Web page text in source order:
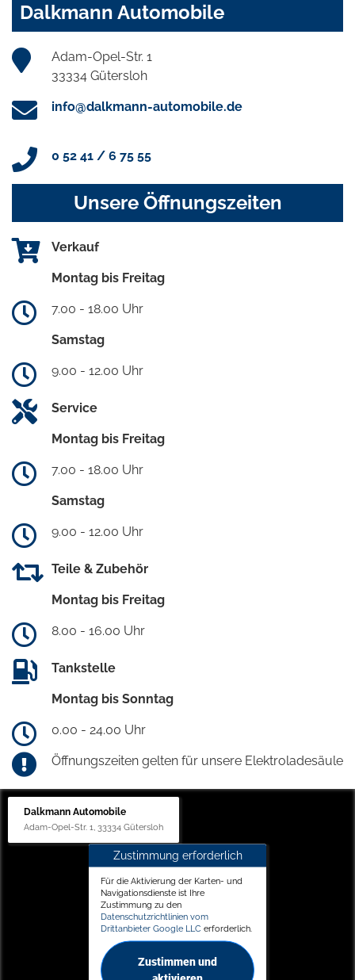
Dalkmann Automobile
Adam-Opel-Str. 1
33334 Gütersloh
info@dalkmann-automobile.de
0 52 41 / 6 75 55
Unsere Öffnungszeiten
Verkauf
Montag bis Freitag
7.00 - 18.00 Uhr
Samstag
9.00 - 12.00 Uhr
Service
Montag bis Freitag
7.00 - 18.00 Uhr
Samstag
9.00 - 12.00 Uhr
Teile & Zubehör
Montag bis Freitag
8.00 - 16.00 Uhr
Tankstelle
Montag bis Sonntag
0.00 - 24.00 Uhr
Öffnungszeiten gelten für unsere Elektroladesäule
Dalkmann Automobile
Adam-Opel-Str. 1, 33334 Gütersloh
Zustimmung erforderlich
Für die Aktivierung der Karten- und
Navigationsdienste ist Ihre
Zustimmung zu den
Datenschutzrichtlinien vom
Drittanbieter Google LLC erforderlich.
Zustimmen und